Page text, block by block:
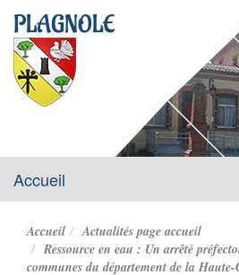
PLAGNOLE
Accueil
Accueil
Actualités page accueil
Ressource en eau : Un arrêté
communes du département de la